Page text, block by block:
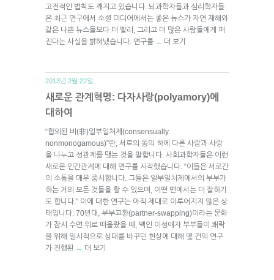
고전적인 법칙도 깨지고 있습니다. 뇌과학자들과 심리학자들
은 최근 연구에서 소셜 미디어에서는 좋은 뉴스가 자연 재해와
같은 나쁜 뉴스들보다 더 빨리, 그리고 더 많은 사람들에게 퍼
진다는 사실을 밝혀냈습니다. 연구를 → 더 보기
2013년 2월 22일.
새로운 관계혁명: 다자사랑(polyamory)에
대하여
“합의된 비(非)일부일처제(consensually
nonmonogamous)”란, 서로의 동의 하에 다른 사람과 사랑
을 나누고 성관계를 맺는 것을 말합니다. 사회과학자들은 이런
새로운 인간관계에 대해 연구를 시작했습니다. “이들은 서로간
의 소통을 매우 중시합니다. 그들은 일부일처제에서의 부부가
하는 거의 모든 것들을 할 수 있으며, 어떤 면에서는 더 잘하기
도 합니다.” 이에 대한 연구는 아직 제대로 이루어지지 않은 상
태입니다. 70년대, 부부교환(partner-swapping)이라는 문화
가 잠시 수면 위로 떠올랐을 때, 백인 이성애자 부부들이 쾌락
을 위해 일시적으로 상대를 바꾸던 현상에 대해 몇 건의 연구
가 진행된 → 더 보기